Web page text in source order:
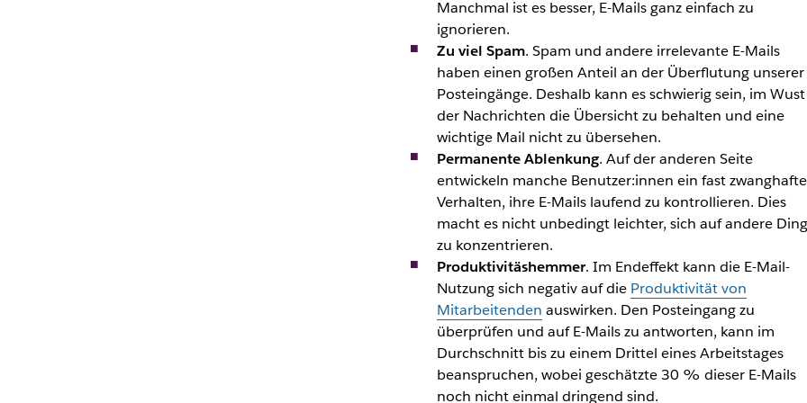
Manchmal ist es besser, E-Mails ganz einfach zu
ignorieren.
Zu viel Spam. Spam und andere irrelevante E-Mails
haben einen großen Anteil an der Überflutung unserer
Posteingänge. Deshalb kann es schwierig sein, im Wust
der Nachrichten die Übersicht zu behalten und eine
wichtige Mail nicht zu übersehen.
Permanente Ablenkung. Auf der anderen Seite
entwickeln manche Benutzer:innen ein fast
Verhalten, ihre E-Mails laufend zu kontrollieren. Dies
macht es nicht unbedingt leichter, sich auf andere
zu konzentrieren.
Produktivitäshemmer. Im Endeffekt kann die E-Mail-
Nutzung sich negativ auf die Produktivität von
Mitarbeitenden auswirken. Den Posteingang zu
überprüfen und auf E-Mails zu antworten, kann im
Durchschnitt bis zu einem Drittel eines Arbeitstages
beanspruchen, wobei geschätzte 30 % dieser E-Mails
noch nicht einmal dringend sind.